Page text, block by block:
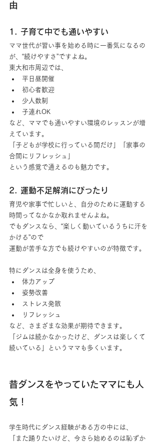
由
1. 子育て中でも通いやすい
ママ世代が習い事を始める時に一番気になるの
が、“続けやすさ”ですよね。
東大和市周辺では、
平日昼開催
初心者歓迎
少人数制
子連れOK
など、ママでも通いやすい環境のレッスンが増
えています。
「子どもが学校に行っている間だけ」「家事の
合間にリフレッシュ」
という感覚で通えるのも魅力です。
2. 運動不足解消にぴったり
育児や家事で忙しいと、自分のために運動する
時間ってなかなか取れませんよね。
でもダンスなら、“楽しく動いているうちに汗を
かける”ので
運動が苦手な方でも続けやすいのが特徴です。
特にダンスは全身を使うため、
体力アップ
姿勢改善
ストレス発散
リフレッシュ
など、さまざまな効果が期待できます。
「ジムは続かなかったけど、ダンスは楽しくて
続いている」というママも多くいます。
昔ダンスをやっていたママにも人
気！
学生時代にダンス経験がある方の中には、
「また踊りたいけど、今さら始めるのは恥ずか